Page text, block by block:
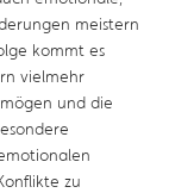
meistern
kommt es
vielmehr
und die
zu